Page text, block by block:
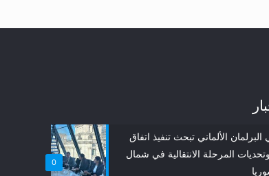
0
الألماني تبحث تنفيذ اتفاق
وتحديات المرحلة الانتقالية في شمال